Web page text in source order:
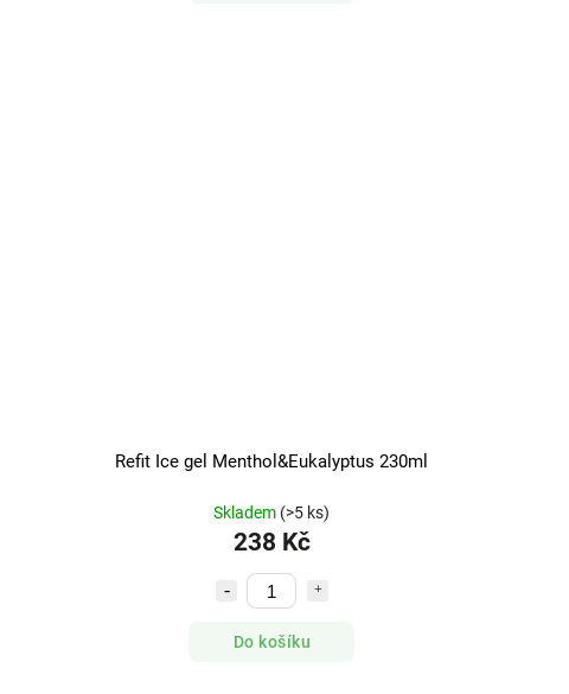
Refit Ice gel Menthol&Eukalyptus 230ml
Skladem (>5 ks)
238 Kč
Do košíku